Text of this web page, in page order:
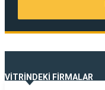
VİTRİNDEKİ FİRMALAR